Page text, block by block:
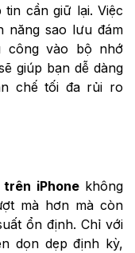
cần giữ lại. Việc
năng sao lưu đám
công vào bộ nhớ
giúp bạn dễ dàng
chế tối đa rủi ro
iPhonekhông
mà hơn mà còn
ổn định. Chỉ với
dọn dẹp định kỳ,